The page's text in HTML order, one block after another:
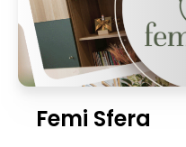
Femi Sfera